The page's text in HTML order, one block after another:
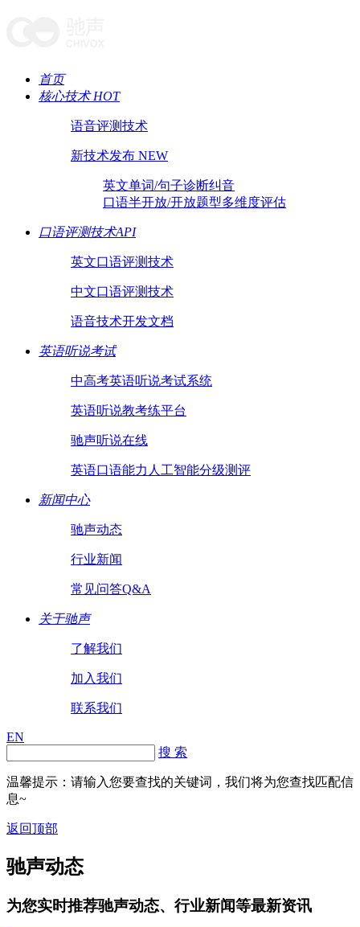
首页
核心技术 HOT
语音评测技术
新技术发布 NEW
英文单词/句子诊断纠音
口语半开放/开放题型多维度评估
口语评测技术API
英文口语评测技术
中文口语评测技术
语音技术开发文档
英语听说考试
中高考英语听说考试系统
英语听说教考练平台
驰声听说在线
英语口语能力人工智能分级测评
新闻中心
驰声动态
行业新闻
常见问答Q&A
关于驰声
了解我们
加入我们
联系我们
EN
搜 索
温馨提示：请输入您要查找的关键词，我们将为您查找匹配信
息~
返回顶部
驰声动态
为您实时推荐驰声动态、行业新闻等最新资讯